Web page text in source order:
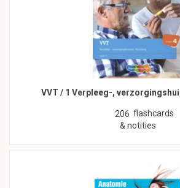
VVT / 1 Verpleeg-,
206 flashcards
& notities